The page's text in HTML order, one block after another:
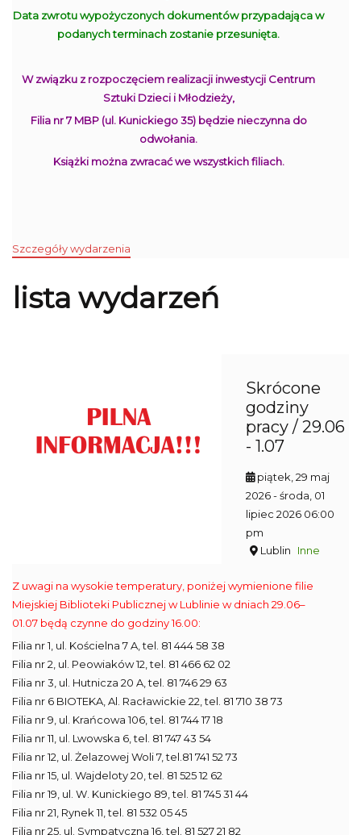
Data zwrotu wypożyczonych dokumentów przypadająca w
podanych terminach zostanie przesunięta.
W związku z rozpoczęciem realizacji inwestycji Centrum
Sztuki Dzieci i Młodzieży,
Filia nr 7 MBP (ul. Kunickiego 35) będzie nieczynna do
odwołania.
Książki można zwracać we wszystkich filiach.
Szczegóły wydarzenia
lista wydarzeń
Skrócone
godziny
pracy / 29.06
- 1.07
piątek, 29 maj
2026- środa, 01
lipiec 2026 06:00
pm
Lublin
Inne
Z uwagi na wysokie temperatury, poniżej wymienione filie
Miejskiej Biblioteki Publicznej w Lublinie w dniach 29.06–
01.07 będą czynne do godziny 16.00:
Filia nr 1, ul. Kościelna 7 A, tel. 81 444 58 38
Filia nr 2, ul. Peowiaków 12, tel. 81 466 62 02
Filia nr 3, ul. Hutnicza 20 A, tel. 81 746 29 63
Filia nr 6 BIOTEKA, Al. Racławickie 22, tel. 81 710 38 73
Filia nr 9, ul. Krańcowa 106, tel. 81 744 17 18
Filia nr 11, ul. Lwowska 6, tel. 81 747 43 54
Filia nr 12, ul. Żelazowej Woli 7, tel.81 741 52 73
Filia nr 15, ul. Wajdeloty 20, tel. 81 525 12 62
Filia nr 19, ul. W. Kunickiego 89, tel. 81 745 31 44
Filia nr 21, Rynek 11, tel. 81 532 05 45
Filia nr 25, ul. Sympatyczna 16, tel. 81 527 21 82